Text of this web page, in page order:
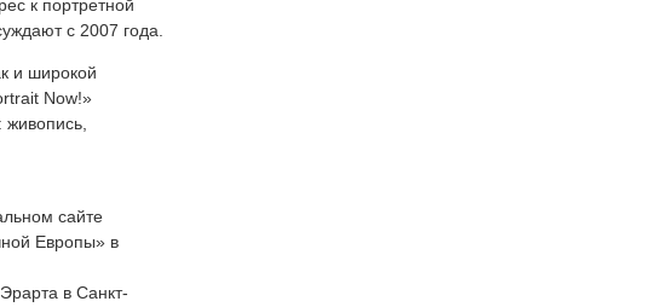
к портретной
с 2007 года.
и широкой
Now!»
сайте
Европы» в
в Санкт-